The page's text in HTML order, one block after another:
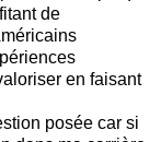
de
en faisant
posée car si